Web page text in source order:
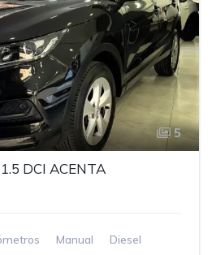
5
DCI ACENTA
Manual Diesel